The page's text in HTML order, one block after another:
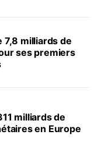
7,8 milliards de
ses premiers
milliards de
en Europe